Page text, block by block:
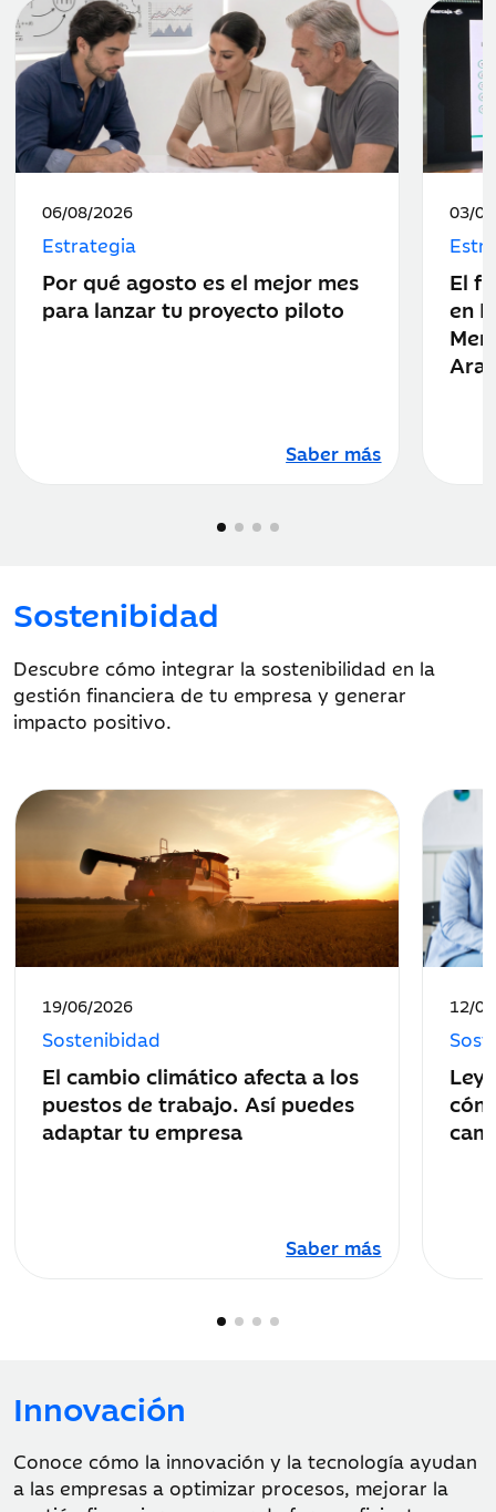
Fecha
de
publicación:
06/08/2026
Estrategia
Por qué agosto es el mejor mes
para lanzar tu proyecto piloto
Saber más
Fecha
de
03/
El
en
Sostenibidad
Descubre cómo integrar la sostenibilidad en la
gestión financiera de tu empresa y generar
impacto positivo.
Fecha
publicación:
19/06/2026
Sostenibidad
El cambio climático afecta a los
puestos de trabajo. Así puedes
adaptar tu empresa
Saber más
Fecha
12/
Ley
Innovación
Conoce cómo la innovación y la tecnología ayudan
a las empresas a optimizar procesos, mejorar la